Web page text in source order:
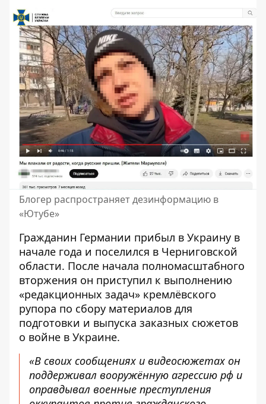
Блогер распространяет дезинформацию в
«Ютубе»
Гражданин Германии прибыл в Украину в
начале года и поселился в Черниговской
области. После начала полномасштабного
вторжения он приступил к выполнению
«редакционных задач» кремлёвского
рупора по сбору материалов для
подготовки и выпуска заказных сюжетов
о войне в Украине.
«В своих сообщениях и видеосюжетах он
поддерживал вооружённую агрессию рф и
оправдывал военные преступления